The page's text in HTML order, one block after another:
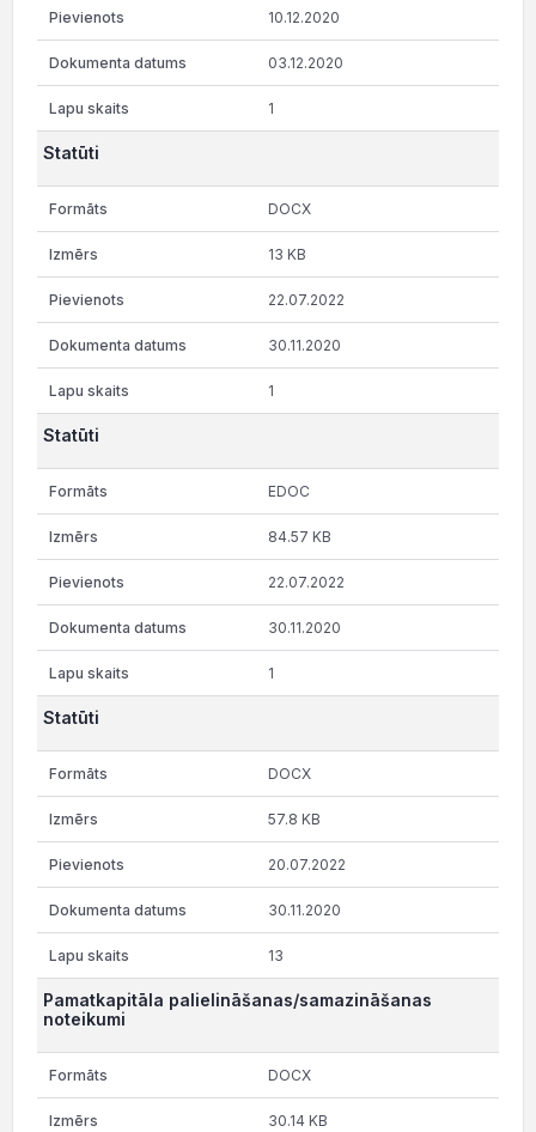
10.12.2020
03.12.2020
1
Statūti
DOCX
13 KB
22.07.2022
30.11.2020
1
Statūti
EDOC
84.57 KB
22.07.2022
30.11.2020
1
Statūti
DOCX
57.8 KB
20.07.2022
30.11.2020
13
Pamatkapitāla palielināšanas/samazināšanas
noteikumi
DOCX
30.14 KB